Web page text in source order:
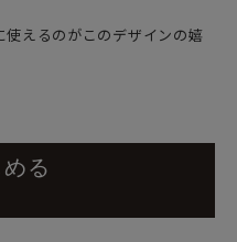
えるのがこのデザインの嬉
る